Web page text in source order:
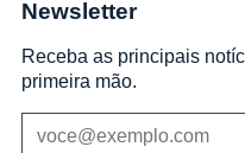
Newsletter
Receba as principais
primeira mão.